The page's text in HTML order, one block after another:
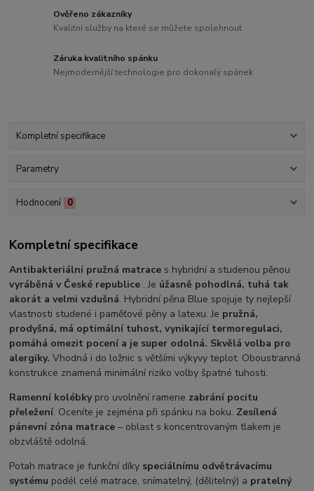
Ověřeno zákazníky
Kvalitní služby na které se můžete spolehnout
Záruka kvalitního spánku
Nejmodernější technologie pro dokonalý spánek
Kompletní specifikace
Parametry
Hodnocení 0
Kompletní specifikace
Antibakteriální pružná matrace s hybridní a studenou pěnou
vyráběná v České republice . Je úžasně pohodlná, tuhá tak
akorát a velmi vzdušná. Hybridní pěna Blue spojuje ty nejlepší
vlastnosti studené i paměťové pěny a latexu. Je pružná,
prodyšná, má optimální tuhost, vynikající termoregulaci,
pomáhá omezit pocení a je super odolná. Skvělá volba pro
alergiky.Vhodná i do ložnic s většími výkyvy teplot. Oboustranná
konstrukce znamená minimální riziko volby špatné tuhosti.
Ramenní kolébkypro uvolnění ramene zabrání pocitu
přeležení. Oceníte je zejména při spánku na boku. Zesílená
pánevní zóna matrace – oblast s koncentrovaným tlakem je
obzvláště odolná.
Potah matrace je funkční díky speciálnímu odvětrávacímu
systému podél celé matrace, snímatelný, (dělitelný) a pratelný